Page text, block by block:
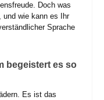
Doch was
und wie kann es Ihr
Sprache
begeistert es so
Es ist das